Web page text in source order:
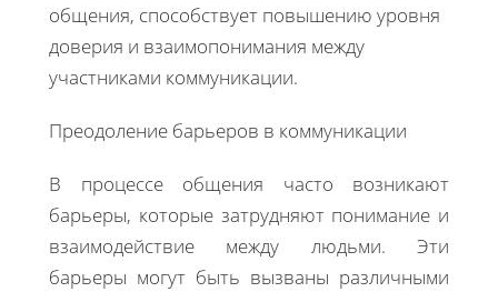
общения, способствует повышению уровня
доверия и взаимопонимания между
участниками коммуникации.
​​​​​​Преодоление барьеров в коммуникации
В процессе общения часто возникают
барьеры, которые затрудняют понимание и
взаимодействие между людьми. Эти
барьеры могут быть вызваны различными